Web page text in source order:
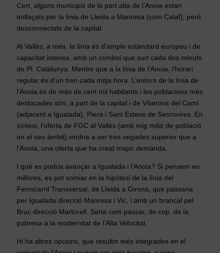
Cert, alguns municipis de la part alta de l’Anoia estan
enllaçats per la línia de Lleida a Manresa (com Calaf), però
desconnectats de la capital.
Al Vallès, a més, la línia és d’ample estàndard europeu i de
capacitat intensa, amb un comboi que surt cada dos minuts
de Pl. Catalunya. Mentre que a la línia de l’Anoia, l’horari
regular és d’un tren cada mitja hora. L’entorn de la línia de
l’Anoia és de més de cent mil habitants i les poblacions més
destacades són, a part de la capital i de Vilanova del Camí
(adjacent a Igualada), Piera i Sant Esteve de Sesrovires. En
síntesi, l’oferta de FGC al Vallès (amb mig milió de població
en el seu àmbit) vindria a ser tres vegades superior que a
l’Anoia, una oferta que ha creat major demanda.
I què es podria avançar a Igualada i l’Anoia? Si pensem en
millores, es pot somiar en la hipòtesi de la línia del
Ferrocarril Transversal, de Lleida a Girona, que passaria
per Igualada direcció Manresa i Vic, i amb un brancal pel
Bruc direcció Martorell. Seria com passar, de cop, de la
pobresa a la modernitat de l’Alta Velocitat.
Hi ha altres opcions, que resultin més integrades en el